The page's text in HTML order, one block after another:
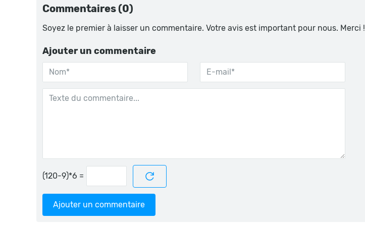
Commentaires (0)
Soyez le premier à laisser un commentaire. Votre avis est important pour nous. Merci !
Ajouter un commentaire
=
Ajouter un commentaire